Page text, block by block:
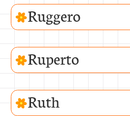
Ruggero
Ruperto
Ruth